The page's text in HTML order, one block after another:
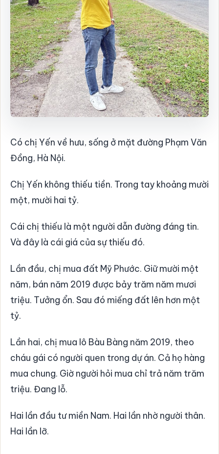
Có chị Yến về hưu, sống ở mặt đường Phạm Văn
Đồng, Hà Nội.
Chị Yến không thiếu tiền. Trong tay khoảng mười
một, mười hai tỷ.
Cái chị thiếu là một người dẫn đường đáng tin.
Và đây là cái giá của sự thiếu đó.
Lần đầu, chị mua đất Mỹ Phước. Giữ mười một
năm, bán năm 2019 được bảy trăm năm mươi
triệu. Tưởng ổn. Sau đó miếng đất lên hơn một
tỷ.
Lần hai, chị mua lô Bàu Bàng năm 2019, theo
cháu gái có người quen trong dự án. Cả họ hàng
mua chung. Giờ người hỏi mua chỉ trả năm trăm
triệu. Đang lỗ.
Hai lần đầu tư miền Nam. Hai lần nhờ người thân.
Hai lần lỡ.